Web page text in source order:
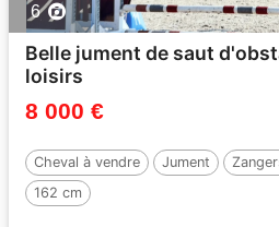
6
Belle jument de saut
loisirs
8 000 €
Cheval à vendre Jument
162 cm